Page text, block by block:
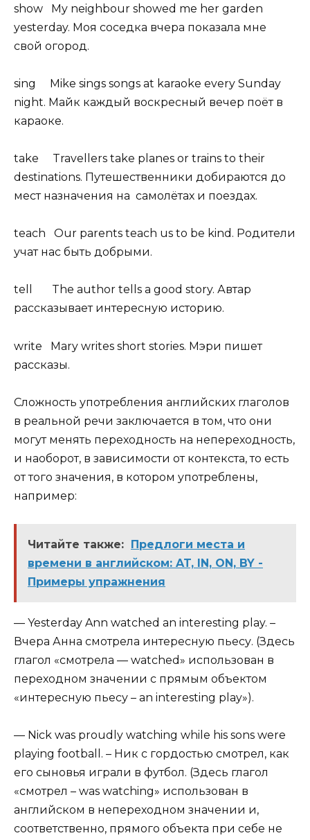
show My neighbour showed me her garden
yesterday. Моя соседка вчера показала мне
свой огород.
sing Mike sings songs at karaoke every Sunday
night. Майк каждый воскресный вечер поёт в
караоке.
take Travellers take planes or trains to their
destinations. Путешественники добираются до
мест назначения на самолётах и поездах.
teach Our parents teach us to be kind. Родители
учат нас быть добрыми.
tell The author tells a good story. Автар
рассказывает интересную историю.
write Mary writes short stories. Мэри пишет
рассказы.
Сложность употребления английских глаголов
в реальной речи заключается в том, что они
могут менять переходность на непереходность,
и наоборот, в зависимости от контекста, то есть
от того значения, в котором употреблены,
например:
Читайте также: Предлоги места и
времени в английском: AT, IN, ON, BY -
Примеры упражнения
— Yesterday Ann watched an interesting play. –
Вчера Анна смотрела интересную пьесу. (Здесь
глагол «смотрела — watched» использован в
переходном значении с прямым объектом
«интересную пьесу – an interesting play»).
— Nick was proudly watching while his sons were
playing football. – Ник с гордостью смотрел, как
его сыновья играли в футбол. (Здесь глагол
«смотрел – was watching» использован в
английском в непереходном значении и,
соответственно, прямого объекта при себе не